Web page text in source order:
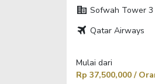
corporate_fare Sofwah Tower 3
travel Qatar Airways
Mulai dari
Rp 37,500,000 /